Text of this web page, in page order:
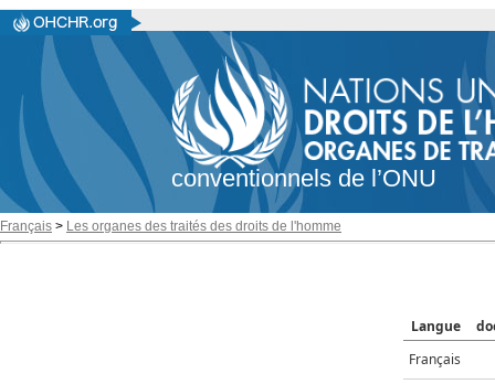
conventionnels de l’ONU
Français > Les organes des traités des droits de l'homme
Langue
Français